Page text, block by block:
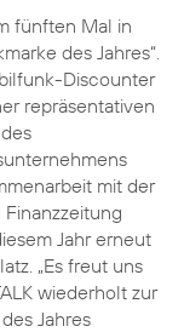
fünften Mal in
des Jahres“.
Discounter
repräsentativen
mit der
Jahr erneut
„Es freut uns
wiederholt zur
Jahres